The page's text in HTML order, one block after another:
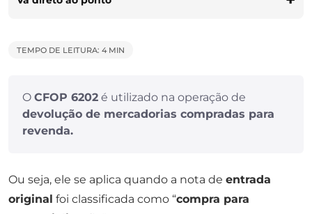
TEMPO DE LEITURA: 4 MIN
O CFOP 6202 é utilizado na operação de
devolução de mercadorias compradas para
revenda.
Ou seja, ele se aplica quando a nota de entrada
original foi classificada como “compra para